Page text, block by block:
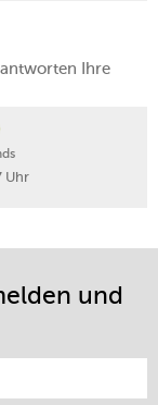
Ihre
Uhr
und